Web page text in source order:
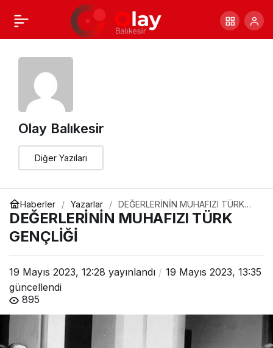
Olay Balıkesir
Diğer Yazıları
Haberler Yazarlar
DEĞERLERİNİN MUHAFIZI TÜRK
GENÇLİĞİ
DEĞERLERİNİN MUHAFIZI TÜRK
GENÇLİĞİ
19 Mayıs 2023, 12:28 yayınlandı
19 Mayıs 2023, 13:35
güncellendi
895
Yapay Zekalar
Etkileyecek
+ Paylaş